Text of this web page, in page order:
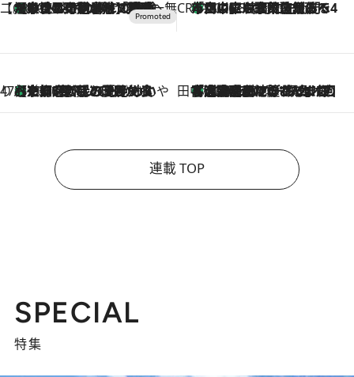
【CREA×星野リゾート】唯一無二。癒しと発見が待つ場所へ
2026.8.7
【トンボの足水浴】ヒノキの香りに包まれて涼感マックス！約13℃の湧水かけ流しを避暑地「星野温泉 トンボの湯」で体験 CREA'S CHOICE
2026.8.7
「立川にも歌舞伎があるんだよ」 片岡仁左衛門・市川中車ら豪華座組みで4年目の立川立飛歌舞伎へ
47都道府県の手みやげ ひんやりスイーツで夏を満喫
2026.8.7
【京都府】この夏絶対食べたい 冷やしておいしいおやつ3選 ひと口目から心を掴む新緑のテリーヌ 田中稲の勝手に再ブーム
2026.8.7
「湘南乃風に憧れて」観客大盛上がりの“タオル回し”に、ラッパー顔負けの高速歌唱まで…さだまさし（74）のアグレッシブすぎる現在地
連載 TOP
SPECIAL
特集